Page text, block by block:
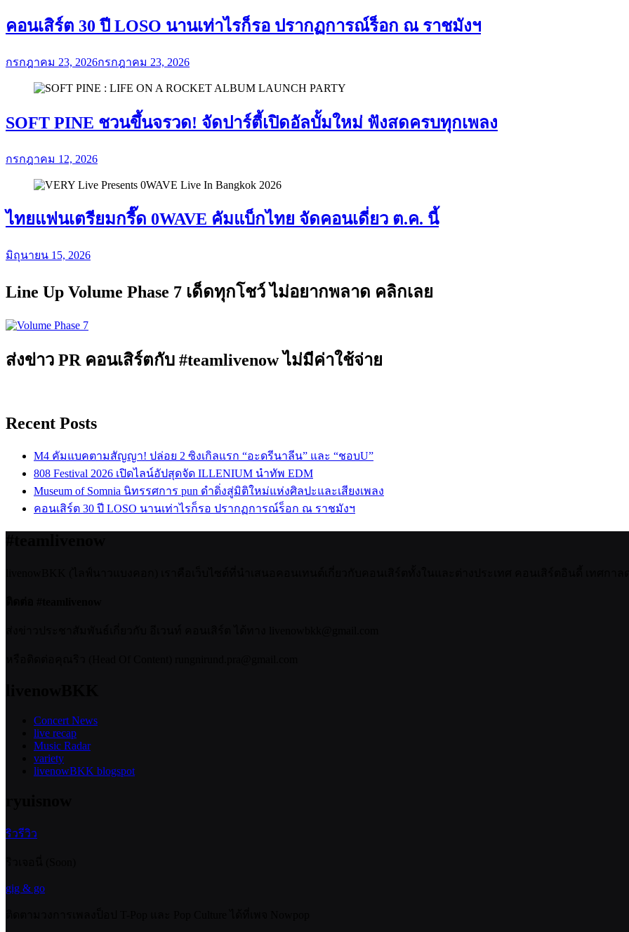
คอนเสิร์ต 30 ปี LOSO นานเท่าไรก็รอ ปรากฏการณ์ร็อก ณ ราชมังฯ
กรกฎาคม 23, 2026กรกฎาคม 23, 2026
SOFT PINE ชวนขึ้นจรวด! จัดปาร์ตี้เปิดอัลบั้มใหม่ ฟังสดครบทุกเพลง
กรกฎาคม 12, 2026
ไทยแฟนเตรียมกรี๊ด 0WAVE คัมแบ็กไทย จัดคอนเดี่ยว ต.ค. นี้
มิถุนายน 15, 2026
Line Up Volume Phase 7 เด็ดทุกโชว์ ไม่อยากพลาด คลิกเลย
ส่งข่าว PR คอนเสิร์ตกับ #teamlivenow ไม่มีค่าใช้จ่าย
Recent Posts
M4 คัมแบคตามสัญญา! ปล่อย 2 ซิงเกิลแรก “อะดรีนาลีน” และ “ชอบU”
808 Festival 2026 เปิดไลน์อัปสุดจัด ILLENIUM นำทัพ EDM
Museum of Somnia นิทรรศการ pun ดำดิ่งสู่มิติใหม่แห่งศิลปะและเสียงเพลง
คอนเสิร์ต 30 ปี LOSO นานเท่าไรก็รอ ปรากฏการณ์ร็อก ณ ราชมังฯ
Concert News
live recap
Music Radar
variety
livenowBKK blogspot
ริวรีวิว
gig & go